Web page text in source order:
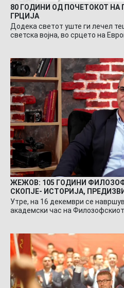
80 ГОДИНИ ОД ПОЧЕТОКОТ НА
ГРЦИЈА
Додека светот уште ги лечел
светска војна, во срцето на
ЖЕЖОВ: 105 ГОДИНИ
СКОПЈЕ- ИСТОРИЈА,
Утре, на 16 декември се
академски час на Филозофскиот